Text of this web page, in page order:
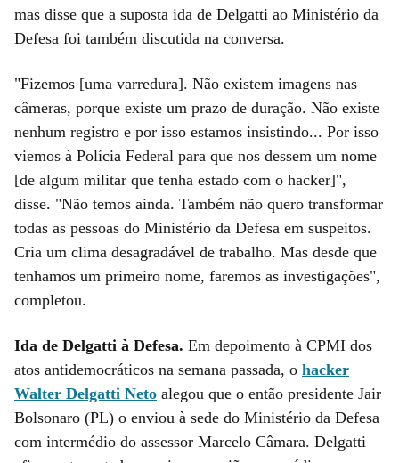
mas disse que a suposta ida de Delgatti ao Ministério da
Defesa foi também discutida na conversa.
"Fizemos [uma varredura]. Não existem imagens nas
câmeras, porque existe um prazo de duração. Não existe
nenhum registro e por isso estamos insistindo... Por isso
viemos à Polícia Federal para que nos dessem um nome
[de algum militar que tenha estado com o hacker]",
disse. "Não temos ainda. Também não quero transformar
todas as pessoas do Ministério da Defesa em suspeitos.
Cria um clima desagradável de trabalho. Mas desde que
tenhamos um primeiro nome, faremos as investigações",
completou.
Ida de Delgatti à Defesa. Em depoimento à CPMI dos
atos antidemocráticos na semana passada, o hacker
Walter Delgatti Neto alegou que o então presidente Jair
Bolsonaro (PL) o enviou à sede do Ministério da Defesa
com intermédio do assessor Marcelo Câmara. Delgatti